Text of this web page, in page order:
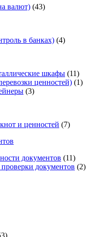
валют) (43)
в банках) (4)
шкафы (11)
ценностей) (1)
(3)
и ценностей (7)
документов (11)
документов (2)